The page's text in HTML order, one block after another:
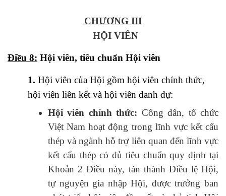
CHƯƠNG III
HỘI VIÊN
Điều 8: Hội viên, tiêu chuẩn Hội viên
1. Hội viên của Hội gồm hội viên chính thức,
hội viên liên kết và hội viên danh dự:
Hội viên chính thức: Công dân, tổ chức
Việt Nam hoạt động trong lĩnh vực kết cấu
thép và ngành hỗ trợ liên quan đến lĩnh vực
kết cấu thép có đủ tiêu chuẩn quy định tại
Khoản 2 Điều này, tán thành Điều lệ Hội,
tự nguyện gia nhập Hội, được trưởng ban